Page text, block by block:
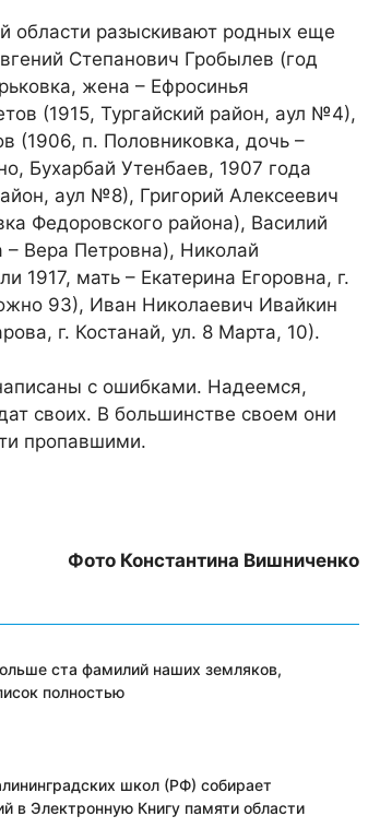
области разыскивают родных еще
Степанович Гробылев (год
жена – Ефросинья
(1915, Тургайский район, аул №4),
(1906, п. Половниковка, дочь –
Бухарбай Утенбаев, 1907 года
аул №8), Григорий Алексеевич
Федоровского района), Василий
Вера Петровна), Николай
1917, мать – Екатерина Егоровна, г.
93), Иван Николаевич Ивайкин
г. Костанай, ул. 8 Марта, 10).
с ошибками. Надеемся,
своих. В большинстве своем они
пропавшими.
Фото Константина Вишниченко
ста фамилий наших земляков,
полностью
школ (РФ) собирает
в Электронную Книгу памяти области